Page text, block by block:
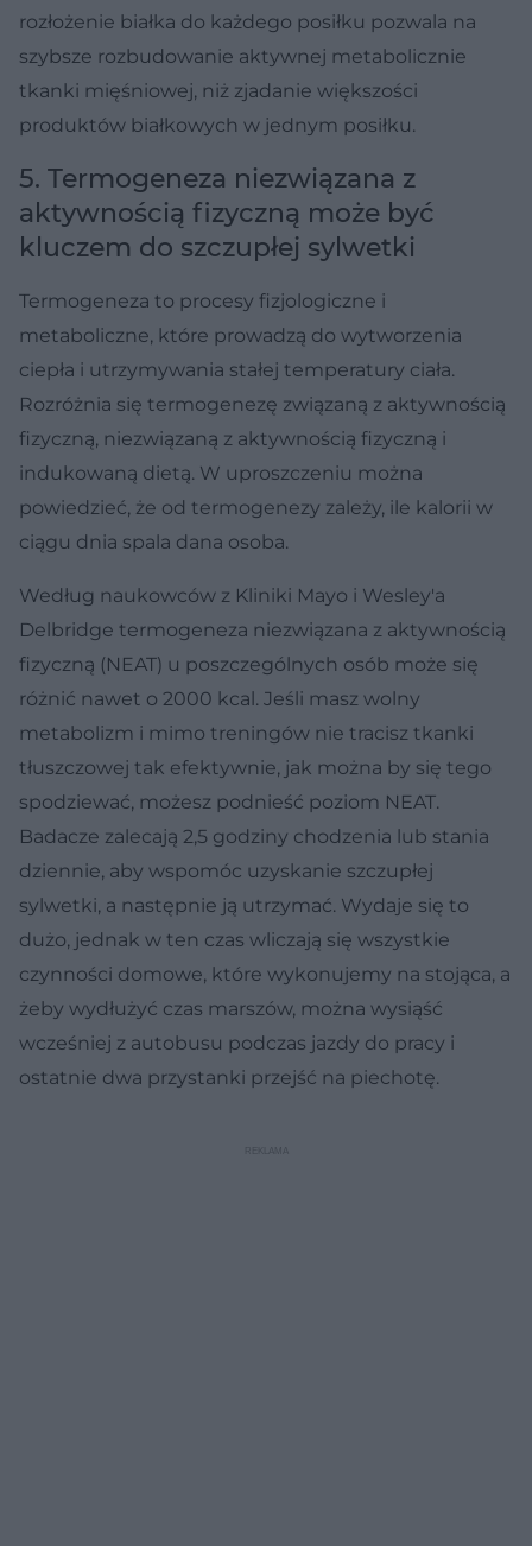
rozłożenie białka do każdego posiłku pozwala na
szybsze rozbudowanie aktywnej metabolicznie
tkanki mięśniowej, niż zjadanie większości
produktów białkowych w jednym posiłku.
5. Termogeneza niezwiązana z
aktywnością fizyczną może być
kluczem do szczupłej sylwetki
Termogeneza to procesy fizjologiczne i
metaboliczne, które prowadzą do wytworzenia
ciepła i utrzymywania stałej temperatury ciała.
Rozróżnia się termogenezę związaną z aktywnością
fizyczną, niezwiązaną z aktywnością fizyczną i
indukowaną dietą. W uproszczeniu można
powiedzieć, że od termogenezy zależy, ile kalorii w
ciągu dnia spala dana osoba.
Według naukowców z Kliniki Mayo i Wesley'a
Delbridge termogeneza niezwiązana z aktywnością
fizyczną (NEAT) u poszczególnych osób może się
różnić nawet o 2000 kcal. Jeśli masz wolny
metabolizm i mimo treningów nie tracisz tkanki
tłuszczowej tak efektywnie, jak można by się tego
spodziewać, możesz podnieść poziom NEAT.
Badacze zalecają 2,5 godziny chodzenia lub stania
dziennie, aby wspomóc uzyskanie szczupłej
sylwetki, a następnie ją utrzymać. Wydaje się to
dużo, jednak w ten czas wliczają się wszystkie
czynności domowe, które wykonujemy na stojąca, a
żeby wydłużyć czas marszów, można wysiąść
wcześniej z autobusu podczas jazdy do pracy i
ostatnie dwa przystanki przejść na piechotę.